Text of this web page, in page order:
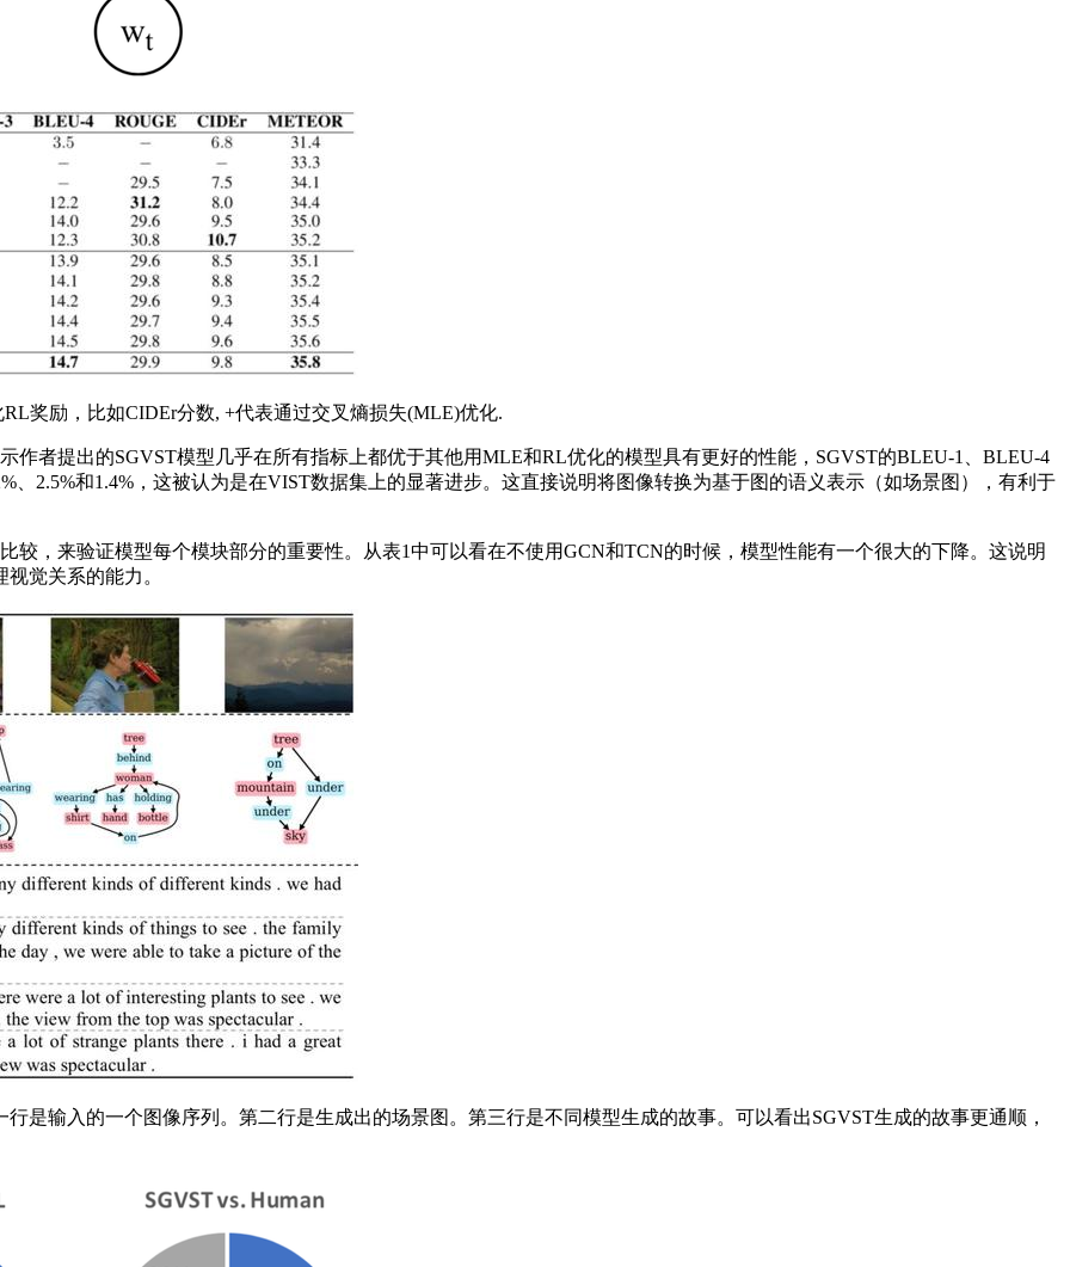
励，比如CIDEr分数, +代表通过交叉熵损失(MLE)优化.
提出的SGVST模型几乎在所有指标上都优于其他用MLE和RL优化的模型具有更好的性能，SGVST的BLEU-1、BLEU-4
、2.5%和1.4%，这被认为是在VIST数据集上的显著进步。这直接说明将图像转换为基于图的语义表示（如场景图），有利于
来验证模型每个模块部分的重要性。从表1中可以看在不使用GCN和TCN的时候，模型性能有一个很大的下降。这说明
觉关系的能力。
输入的一个图像序列。第二行是生成出的场景图。第三行是不同模型生成的故事。可以看出SGVST生成的故事更通顺，